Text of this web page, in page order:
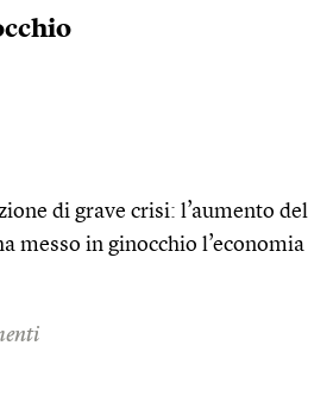
di grave crisi: l’aumento del
messo in ginocchio l’economia